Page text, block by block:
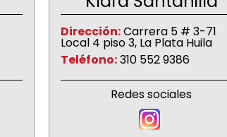
Dirección:Carrera 5 # 3-71
Local 4 piso 3, La Plata Huila
Teléfono:310 552 9386
Redes sociales